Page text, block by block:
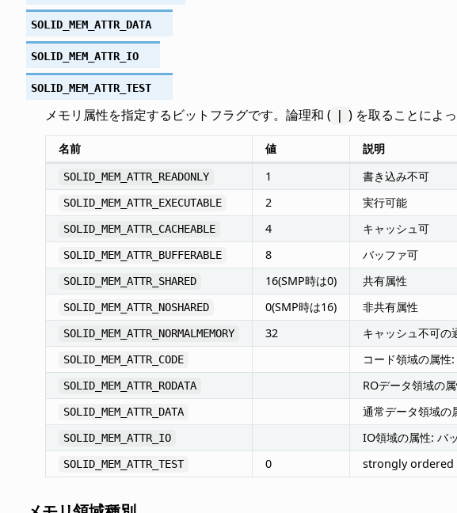
SOLID_MEM_ATTR_DATA
SOLID_MEM_ATTR_IO
SOLID_MEM_ATTR_TEST
メモリ属性を指定するビットフラグです。論理和 ( | ) を取ることによ
名前 値 説明
SOLID_MEM_ATTR_READONLY 1 書き込み不可
SOLID_MEM_ATTR_EXECUTABLE 2 実行可能
SOLID_MEM_ATTR_CACHEABLE 4 キャッシュ可
SOLID_MEM_ATTR_BUFFERABLE 8 バッファ可
SOLID_MEM_ATTR_SHARED 16(SMP時は0) 共有属性
SOLID_MEM_ATTR_NOSHARED 0(SMP時は16) 非共有属性
SOLID_MEM_ATTR_NORMALMEMORY 32 キャッシュ不可の
SOLID_MEM_ATTR_CODE コード領域の属
SOLID_MEM_ATTR_RODATA ROデータ領域の
SOLID_MEM_ATTR_DATA 通常データ領域の
SOLID_MEM_ATTR_IO IO領域の属性: バ
SOLID_MEM_ATTR_TEST 0 strongly ordered